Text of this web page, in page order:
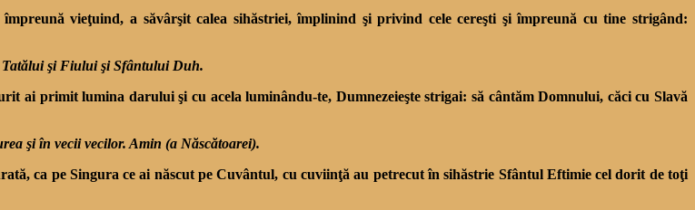
vieţuind, a săvârşit calea sihăstriei, împlinind şi privind cele cereşti şi împreună cu tine strigând:
Tatălui şi Fiului şi Sfântului Duh.
primit lumina darului şi cu acela luminându-te, Dumnezeieşte strigai: să cântăm Domnului, căci cu Slavă
şi în vecii vecilor. Amin (a Născătoarei).
ca pe Singura ce ai născut pe Cuvântul, cu cuviinţă au petrecut în sihăstrie Sfântul Eftimie cel dorit de toţi